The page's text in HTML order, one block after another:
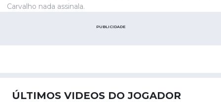
Carvalho nada assinala.
PUBLICIDADE
ÚLTIMOS VIDEOS DO JOGADOR